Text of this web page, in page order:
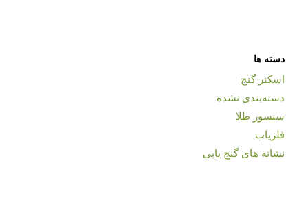
دسته ها
اسکنر گنج
دسته‌بندی نشده
سنسور طلا
فلزیاب
نشانه های گنج یابی